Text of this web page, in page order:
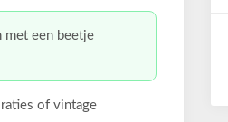
met een beetje
of vintage